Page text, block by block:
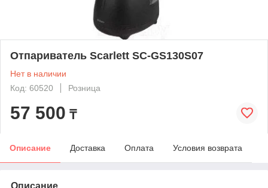
Отпариватель Scarlett SC-GS130S07
Нет в наличии
Код: 60520
Розница
57 500 ₸
Описание Доставка Оплата Условия возврата
Описание